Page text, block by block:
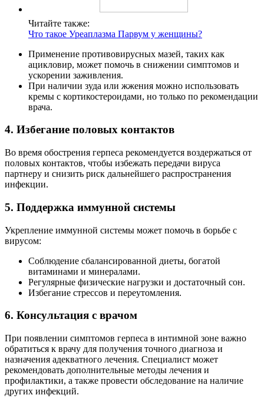
Читайте также:
Что такое Уреаплазма Парвум у женщины?
Применение противовирусных мазей, таких как
ацикловир, может помочь в снижении симптомов и
ускорении заживления.
При наличии зуда или жжения можно использовать
кремы с кортикостероидами, но только по рекомендации
врача.
4. Избегание половых контактов
Во время обострения герпеса рекомендуется воздержаться от
половых контактов, чтобы избежать передачи вируса
партнеру и снизить риск дальнейшего распространения
инфекции.
5. Поддержка иммунной системы
Укрепление иммунной системы может помочь в борьбе с
вирусом:
Соблюдение сбалансированной диеты, богатой
витаминами и минералами.
Регулярные физические нагрузки и достаточный сон.
Избегание стрессов и переутомления.
6. Консультация с врачом
При появлении симптомов герпеса в интимной зоне важно
обратиться к врачу для получения точного диагноза и
назначения адекватного лечения. Специалист может
рекомендовать дополнительные методы лечения и
профилактики, а также провести обследование на наличие
других инфекций.